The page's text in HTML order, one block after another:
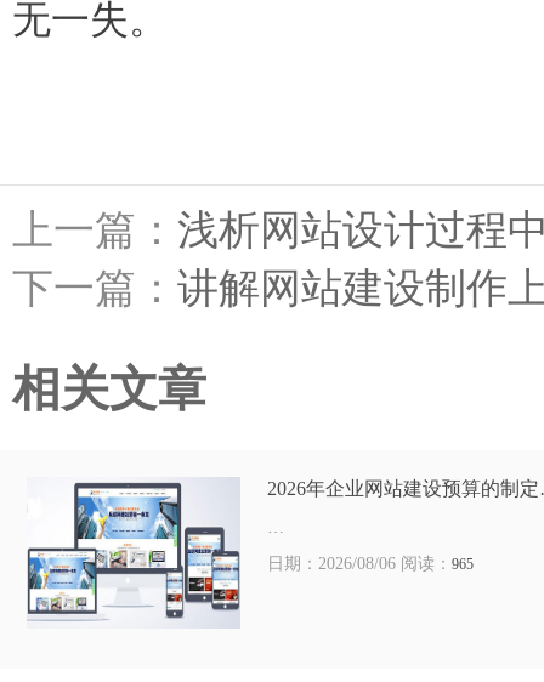
无一失。
上一篇： 浅析网站设计过程
下一篇： 讲解网站建设制作
相关文章
2026年企业网站建设预算的制
…
日期：2026/08/06 阅读： 965